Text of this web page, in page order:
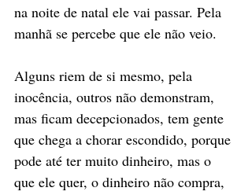
na noite de natal ele vai passar. Pela
manhã se percebe que ele não veio.
Alguns riem de si mesmo, pela
inocência, outros não demonstram,
mas ficam decepcionados, tem gente
que chega a chorar escondido, porque
pode até ter muito dinheiro, mas o
que ele quer, o dinheiro não compra,